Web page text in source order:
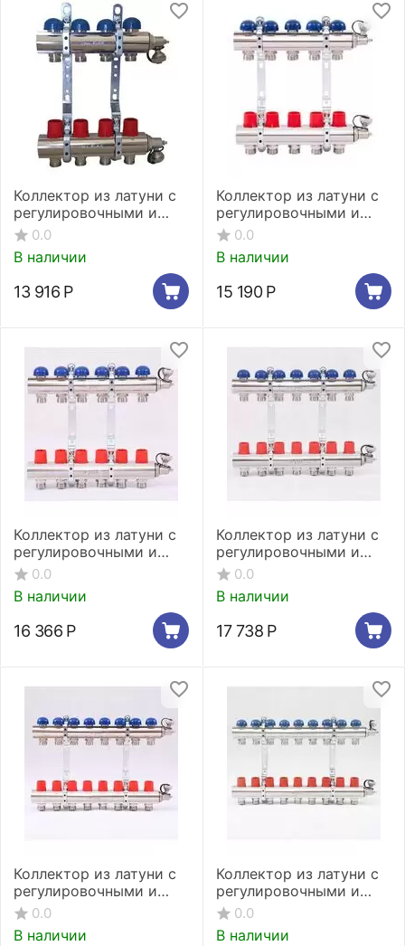
Коллектор из латуни с
регулировочными и
термостатическими
вентилями 4 выхода
0.0
В наличии
13 916 Р
Коллектор из латуни с
регулировочными и
термостатическими
вентилями 5 выходов
0.0
В наличии
15 190 Р
Коллектор из латуни с
регулировочными и
термостатическими
вентилями 6 выходов
0.0
В наличии
16 366 Р
Коллектор из латуни с
регулировочными и
термостатическими
вентилями 7 выходов
0.0
В наличии
17 738 Р
Коллектор из латуни с
регулировочными и
термостатическими
вентилями 8 выходов
0.0
В наличии
Коллектор из латуни с
регулировочными и
термостатическими
вентилями 9 выходов
0.0
В наличии